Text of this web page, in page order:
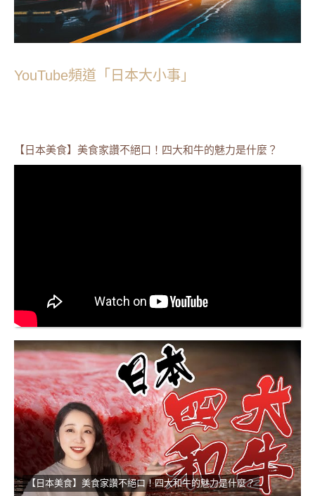
YouTube頻道「日本大小事」
【日本美食】美食家讚不絕口！四大和牛的魅力是什麼？
【日本美食】美食家讚不絕口！四大和牛的魅力是什麼？